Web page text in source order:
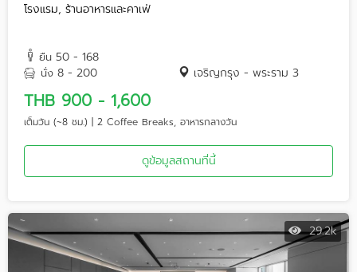
โรงแรม, ร้านอาหารและคาเฟ่
ยืน 50 - 168
นั่ง 8 - 200 เจริญกรุง - พระราม 3
THB 900 - 1,600
เต็มวัน (~8 ชม.) | 2 Coffee Breaks, อาหารกลางวัน
ดูข้อมูลสถานที่นี้
29.2k